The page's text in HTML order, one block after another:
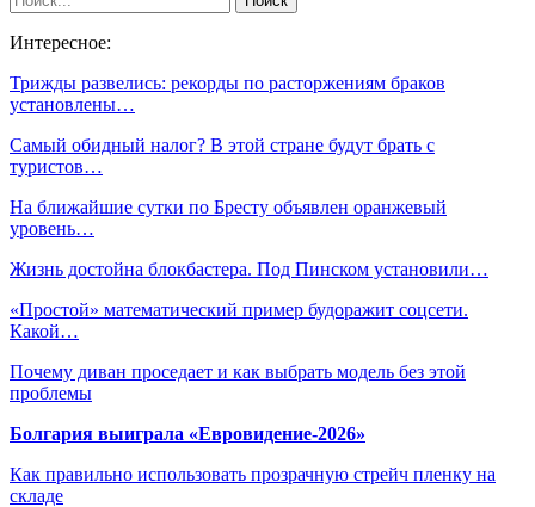
Интересное:
Трижды развелись: рекорды по расторжениям браков
установлены…
Самый обидный налог? В этой стране будут брать с
туристов…
На ближайшие сутки по Бресту объявлен оранжевый
уровень…
Жизнь достойна блокбастера. Под Пинском установили…
«Простой» математический пример будоражит соцсети.
Какой…
Почему диван проседает и как выбрать модель без этой
проблемы
Болгария выиграла «Евровидение-2026»
Как правильно использовать прозрачную стрейч пленку на
складе